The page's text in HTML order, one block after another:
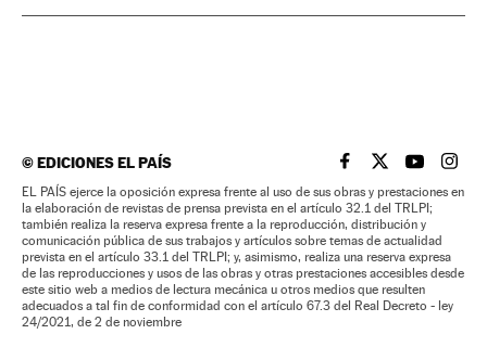
©EDICIONES EL PAÍS EL PAÍS BRASIL EN
EL PAÍSEL PAÍS
EL
EL PAÍS ejerce la oposición expresa frente al uso de sus obras y prestaciones en
la elaboración de revistas de prensa prevista en el artículo 32.1 del TRLPI;
también realiza la reserva expresa frente a la reproducción, distribución y
comunicación pública de sus trabajos y artículos sobre temas de actualidad
prevista en el artículo 33.1 del TRLPI; y, asimismo, realiza una reserva expresa
de las reproducciones y usos de las obras y otras prestaciones accesibles desde
este sitio web a medios de lectura mecánica u otros medios que resulten
adecuados a tal fin de conformidad con el artículo 67.3 del Real Decreto - ley
24/2021, de 2 de noviembre